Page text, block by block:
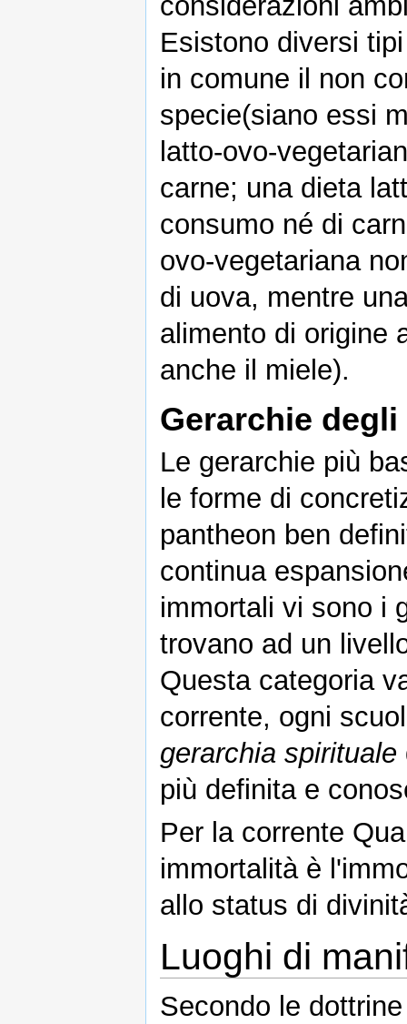
Esistono diversi
in comune il non
specie(siano essi
latto-ovo-
carne; una dieta
consumo né di
ovo-vegetariana
di uova, mentre
alimento di origine
anche il miele).
Gerarchie degli
Le gerarchie più
le forme di
pantheon ben
continua
immortali vi sono i
trovano ad un
Questa categoria
corrente, ogni
gerarchia spirituale
più definita e
Per la corrente
immortalità è
allo status di
Luoghi di
Secondo le